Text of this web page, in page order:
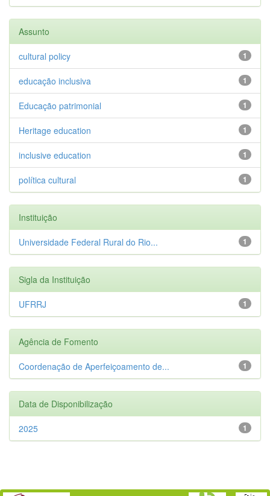
Assunto
1
cultural policy
1
educação inclusiva
1
Educação patrimonial
1
Heritage education
1
inclusive education
1
política cultural
Instituição
1
Universidade Federal Rural do Rio...
Sigla da Instituição
1
UFRRJ
Agência de Fomento
1
Coordenação de Aperfeiçoamento de...
Data de Disponibilização
1
2025